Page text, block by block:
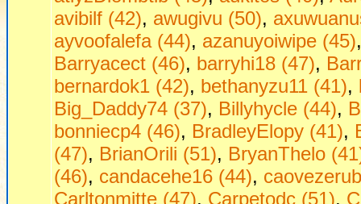
avibilf (42), awugivu (50),
ayvoofalefa (44), azanuyoiwipe (45)
Barryacect (46), barryhi18 (47),
bernardok1 (42), bethanyzu11 (41),
Big_Daddy74 (37), Billyhycle (44),
bonniecp4 (46), BradleyElopy (41),
(47), BrianOrili (51), BryanThelo
(46), candacehe16 (44),
Carltonmitte (47), Carpetodc (51),